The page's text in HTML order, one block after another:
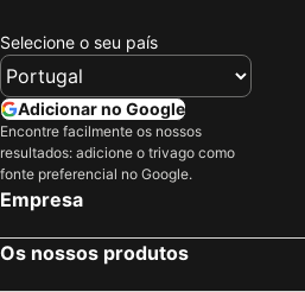
Selecione o seu país
Adicionar no Google
Encontre facilmente os nossos
resultados: adicione o trivago como
fonte preferencial no Google.
Empresa
Os nossos produtos